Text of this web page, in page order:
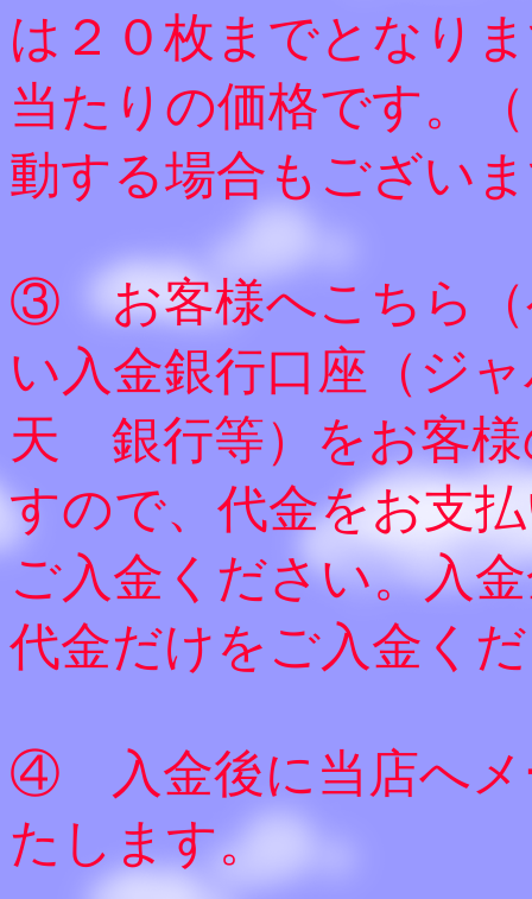
は２０枚までとなり
当たりの価格です。
動する場合もござい
③ お客様へこちら（
い入金銀行口座（ジ
天 銀行等）をお客様
すので、代金をお支
ご入金ください。入
代金だけをご入金く
④ 入金後に当店へメ
たします。